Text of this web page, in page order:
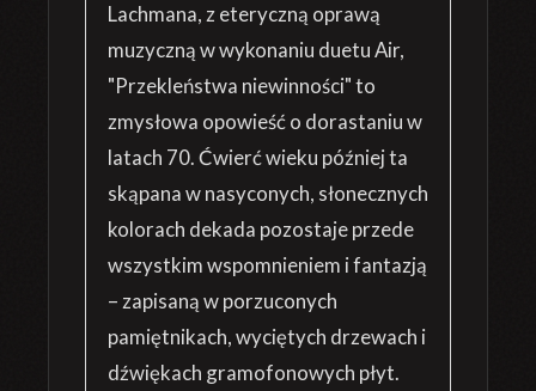
Lachmana, z eteryczną oprawą
muzyczną w wykonaniu duetu Air,
"Przekleństwa niewinności" to
zmysłowa opowieść o dorastaniu w
latach 70. Ćwierć wieku później ta
skąpana w nasyconych, słonecznych
kolorach dekada pozostaje przede
wszystkim wspomnieniem i fantazją
– zapisaną w porzuconych
pamiętnikach, wyciętych drzewach i
dźwiękach gramofonowych płyt.